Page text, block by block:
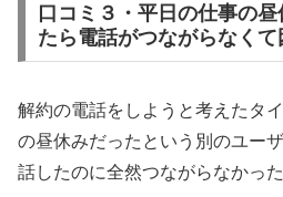
口コミ３・平日の仕事の
たら電話がつながらなくて
解約の電話をしようと考えたタ
の昼休みだったという別のユー
話したのに全然つながらなかっ